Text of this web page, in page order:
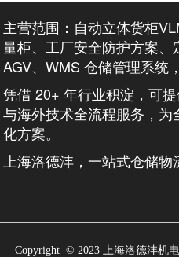
主营范围：自动立体货柜
量柜、工厂安全防护方案
AGV、WMS 仓储管理系统
凭借 20+ 年行业积淀，可
与海外技术全流程服务，
化方案。
上海洛德沣，一站式仓储物
Copyright  © 2023 上海洛德沣机